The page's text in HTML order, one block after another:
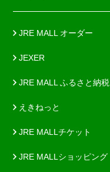
JRE MALL オーダー
JEXER
JRE MALL ふるさと納税
えきねっと
JRE MALLチケット
JRE MALLショッピング